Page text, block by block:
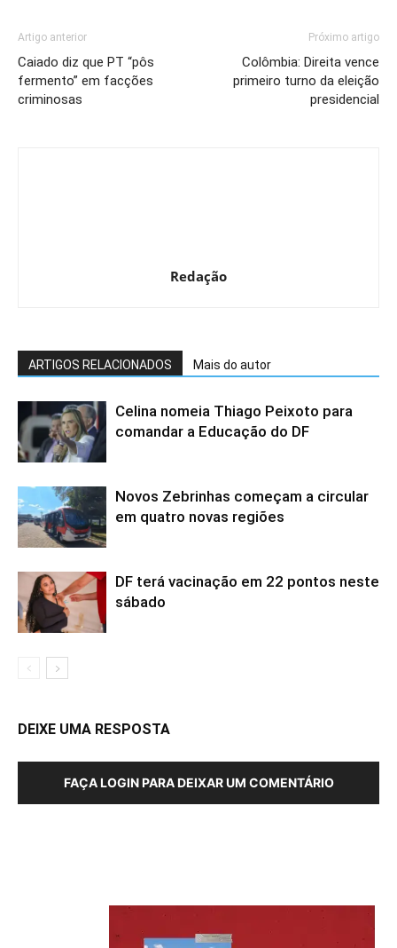
Artigo anterior
Caiado diz que PT “pôs
fermento” em facções
criminosas
Próximo artigo
Colômbia: Direita vence
primeiro turno da eleição
presidencial
Redação
ARTIGOS RELACIONADOS Mais do autor
Celina nomeia Thiago Peixoto para
comandar a Educação do DF
Novos Zebrinhas começam a circular
em quatro novas regiões
DF terá vacinação em 22 pontos neste
sábado
DEIXE UMA RESPOSTA
FAÇA LOGIN PARA DEIXAR UM COMENTÁRIO